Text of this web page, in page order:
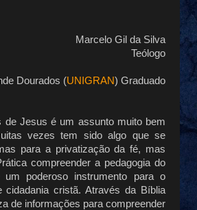
Marcelo Gil da Silva
Teólogo
Dourados (UNIGRAN) Graduado
de Jesus é um assunto muito bem
vezes tem sido algo que se
para a privatização da fé, mas
compreender a pedagogia do
poderoso instrumento para o
cristã. Através da Bíblia
de informações para compreender